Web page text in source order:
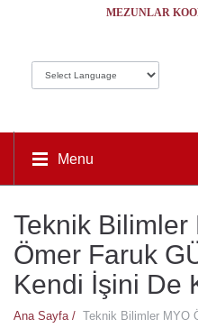
MEZUNLAR
Menu
Teknik Bilimler
Ömer Faruk
Kendi İşini De
Ana Sayfa / Teknik Bilimler MYO